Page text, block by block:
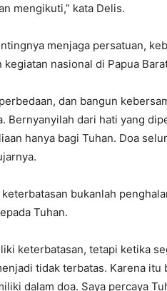
mengikuti,” kata Delis.
menjaga persatuan,
nasional di Papua
dan bangun
Bernyanyilah dari hati yang
hanya bagi Tuhan. Doa
bukanlah
Tuhan.
keterbatasan, tetapi ketika
tidak terbatas. Karena
dalam doa. Saya percaya